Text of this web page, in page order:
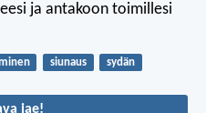
ja antakoon toimillesi
siunaus sydän
jae!